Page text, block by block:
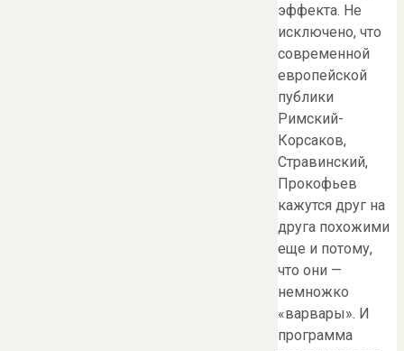
эффекта. Не
исключено, что
современной
европейской
публики
Римский-
Корсаков,
Стравинский,
Прокофьев
кажутся друг на
друга похожими
еще и потому,
что они —
немножко
«варвары». И
программа